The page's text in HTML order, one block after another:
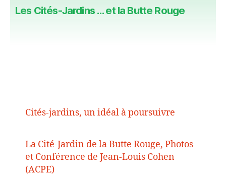
Les Cités-Jardins … et la Butte Rouge
Cités-jardins, un idéal à poursuivre
La Cité-Jardin de la Butte Rouge, Photos
et Conférence de Jean-Louis Cohen
(ACPE)